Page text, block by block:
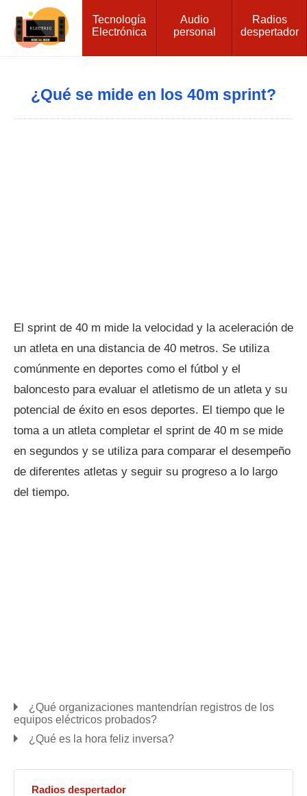
Tecnología
Electrónica
Audio
personal
Radios
despertador
¿Qué se mide en los 40m sprint?
El sprint de 40 m mide la velocidad y la aceleración de
un atleta en una distancia de 40 metros. Se utiliza
comúnmente en deportes como el fútbol y el
baloncesto para evaluar el atletismo de un atleta y su
potencial de éxito en esos deportes. El tiempo que le
toma a un atleta completar el sprint de 40 m se mide
en segundos y se utiliza para comparar el desempeño
de diferentes atletas y seguir su progreso a lo largo
del tiempo.
¿Qué organizaciones mantendrían registros de los
equipos eléctricos probados?
¿Qué es la hora feliz inversa?
Radios despertador